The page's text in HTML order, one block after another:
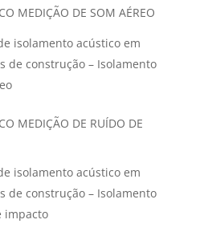
MEDIÇÃO DE SOM AÉREO
isolamento acústico em
de construção – Isolamento
MEDIÇÃO DE RUÍDO DE
isolamento acústico em
de construção – Isolamento
impacto